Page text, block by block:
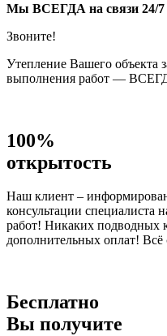
Мы ВСЕГДА на связи 24/7
Звоните!
Утепление Вашего объекта
выполнения работ —
100%
открытость
Наш клиент –
консультации специалиста
работ! Никаких подводных
дополнительных оплат! Всё
Бесплатно
Вы получите